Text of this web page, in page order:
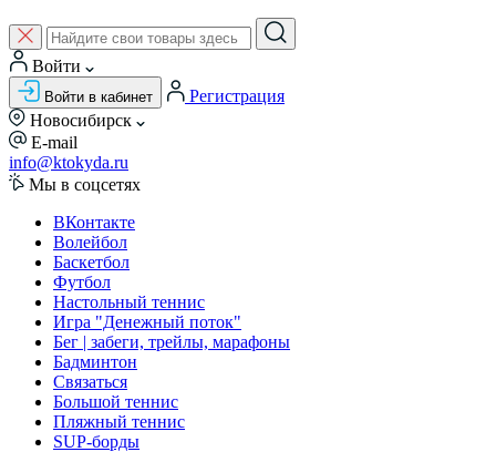
Войти
Войти в кабинет
Регистрация
Новосибирск
E-mail
info@ktokyda.ru
Мы в соцсетях
ВКонтакте
Волейбол
Баскетбол
Футбол
Настольный теннис
Игра "Денежный поток"
Бег | забеги, трейлы, марафоны
Бадминтон
Связаться
Большой теннис
Пляжный теннис
SUP-борды